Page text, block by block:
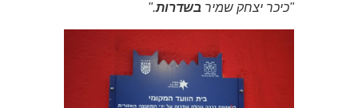
"כיכר יצחק שמיר בשדרות."